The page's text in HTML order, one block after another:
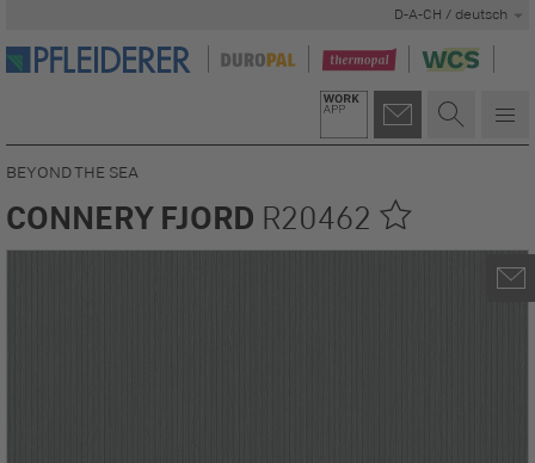
D-A-CH / deutsch
BEYOND THE SEA
CONNERY FJORD R20462